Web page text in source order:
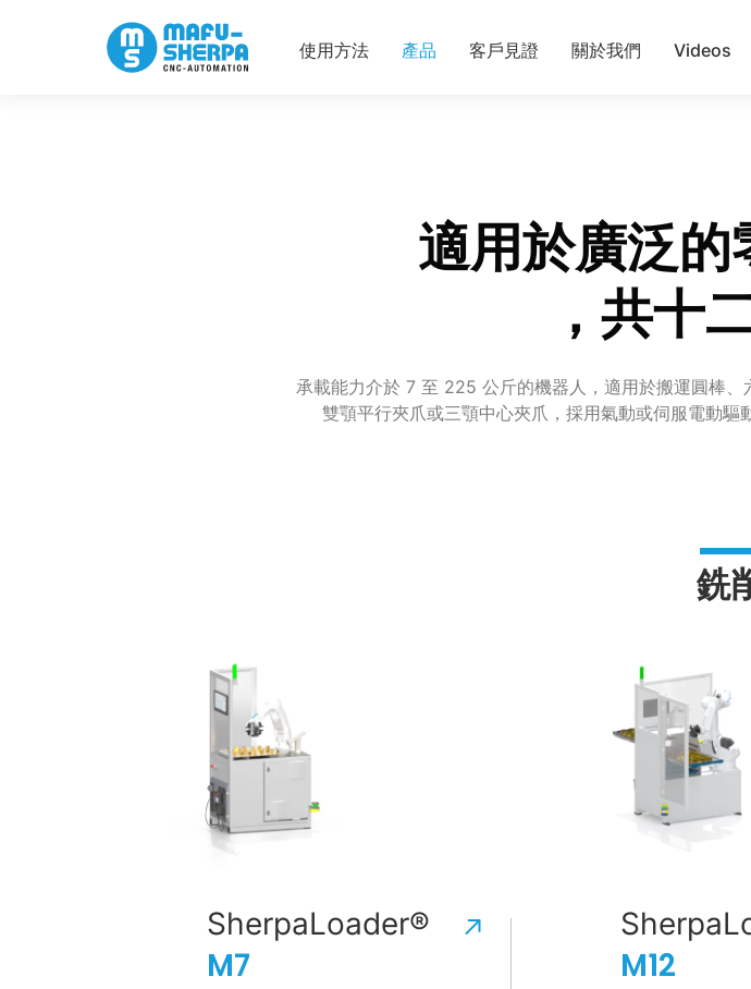
使用方法 產品 客戶見證 關於我們 Videos
適用於廣泛的
，共十
承載能力介於 7 至 225 公斤的機器人，適用於搬運圓棒
雙顎平行夾爪或三顎中心夾爪，採用氣動或伺服電動驅
銑
SherpaLoader®
M7 M12